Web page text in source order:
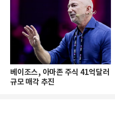
베이조스, 아마존 주식 41억달러
규모 매각 추진